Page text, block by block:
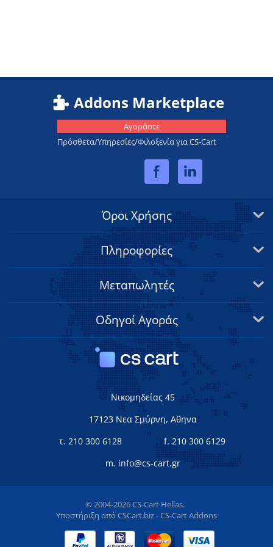
Addons Marketplace
Αγοράστε
Πρόσθετα/Υπηρεσίες/Φιλοξενία για CS-Cart
Όροι Χρήσης
Πληροφορίες
Μεταπωλητές
Οδηγοί Αγοράς
Νικομηδείας 45
17123 Νεα Σμύρνη, Αθηνα
τ. 210 300 6128
f. 210 300 6129
m. info@cs-cart.gr
© 2004-2026 CS-Cart Hellas.
Υποστήριξη από CSCart.biz - CS-Cart Addons